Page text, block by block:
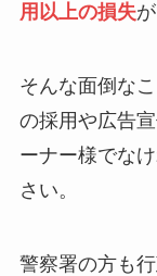
用以上の損失
そんな面倒な
の採用や広告
ーナー様でな
さい。
警察署の方も